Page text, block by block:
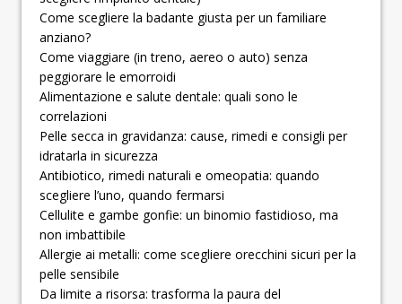
­­­­­Come scegliere la badante giusta per un familiare
anziano?
Come viaggiare (in treno, aereo o auto) senza
peggiorare le emorroidi
Alimentazione e salute dentale: quali sono le
correlazioni
Pelle secca in gravidanza: cause, rimedi e consigli per
idratarla in sicurezza
Antibiotico, rimedi naturali e omeopatia: quando
scegliere l’uno, quando fermarsi
Cellulite e gambe gonfie: un binomio fastidioso, ma
non imbattibile
Allergie ai metalli: come scegliere orecchini sicuri per la
pelle sensibile
Da limite a risorsa: trasforma la paura del